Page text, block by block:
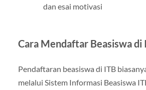
dan esai motivasi
Cara Mendaftar Beasiswa di
Pendaftaran beasiswa di ITB
melalui Sistem Informasi Beasiswa